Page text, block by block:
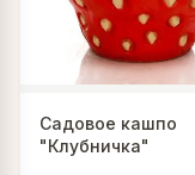
Садовое кашпо
"Клубничка"